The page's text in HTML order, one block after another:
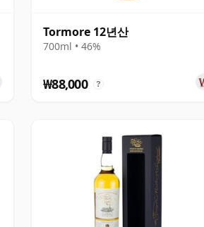
Tormore 12년산
700ml • 46%
₩88,000 ?